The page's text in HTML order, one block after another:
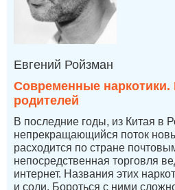
Евгений Ройзман
Современные наркотики.
родителей
В последние годы, из Китая в
непрекращающийся поток
расходится по стране
непосредственная торговля
интернет. Названия этих
и соли. Бороться с ними